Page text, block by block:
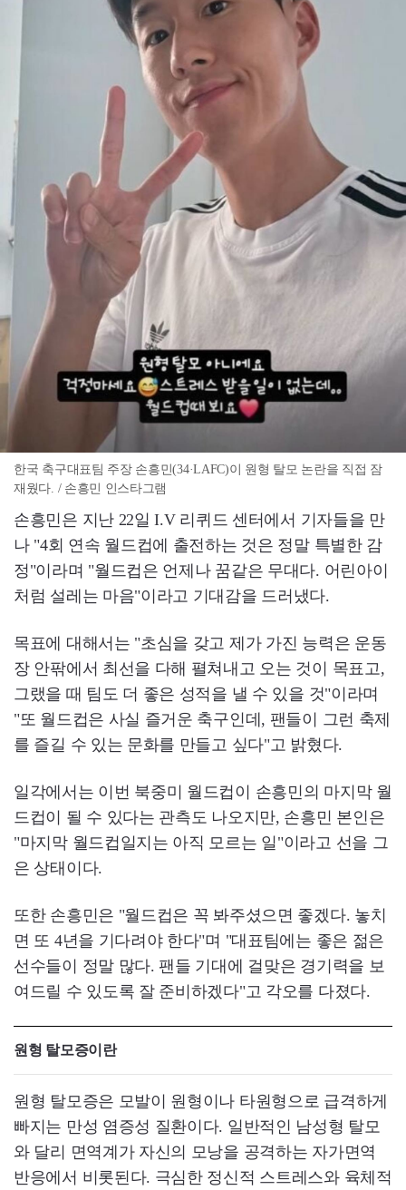
한국 축구대표팀 주장 손흥민(34·LAFC)이 원형 탈모 논란을 직접 잠
재웠다. / 손흥민 인스타그램
손흥민은 지난 22일 I.V 리퀴드 센터에서 기자들을 만
나 "4회 연속 월드컵에 출전하는 것은 정말 특별한 감
정"이라며 "월드컵은 언제나 꿈같은 무대다. 어린아이
처럼 설레는 마음"이라고 기대감을 드러냈다.
목표에 대해서는 "초심을 갖고 제가 가진 능력은 운동
장 안팎에서 최선을 다해 펼쳐내고 오는 것이 목표고,
그랬을 때 팀도 더 좋은 성적을 낼 수 있을 것"이라며
"또 월드컵은 사실 즐거운 축구인데, 팬들이 그런 축제
를 즐길 수 있는 문화를 만들고 싶다"고 밝혔다.
일각에서는 이번 북중미 월드컵이 손흥민의 마지막 월
드컵이 될 수 있다는 관측도 나오지만, 손흥민 본인은
"마지막 월드컵일지는 아직 모르는 일"이라고 선을 그
은 상태이다.
또한 손흥민은 "월드컵은 꼭 봐주셨으면 좋겠다. 놓치
면 또 4년을 기다려야 한다"며 "대표팀에는 좋은 젊은
선수들이 정말 많다. 팬들 기대에 걸맞은 경기력을 보
여드릴 수 있도록 잘 준비하겠다"고 각오를 다졌다.
원형 탈모증이란
원형 탈모증은 모발이 원형이나 타원형으로 급격하게
빠지는 만성 염증성 질환이다. 일반적인 남성형 탈모
와 달리 면역계가 자신의 모낭을 공격하는 자가면역
반응에서 비롯된다. 극심한 정신적 스트레스와 육체적